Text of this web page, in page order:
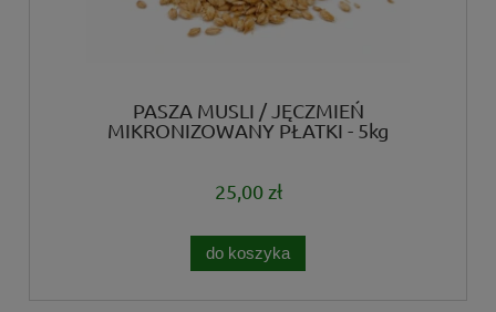
PASZA MUSLI / JĘCZMIEŃ
MIKRONIZOWANY PŁATKI - 5kg
25,00 zł
do koszyka